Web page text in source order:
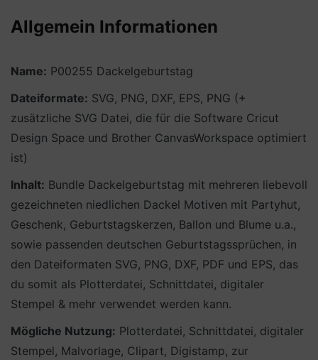
Allgemein Informationen
Name: P00255 Dackelgeburtstag
Dateiformate: SVG, PNG, DXF, EPS, PNG (+
zusätzliche SVG Datei, die für die Software Cricut
Design Space und Brother CanvasWorkspace optimiert
ist)
Inhalt: Bundle Dackelgeburtstag mit mehreren liebevoll
gezeichneten niedlichen Dackel Motiven mit Partyhut,
Geschenk, Geburtstagskerzen, Ballon und Blume u.a.,
sowie passenden deutschen Geburtstagssprüchen, in
den Dateiformaten SVG, PNG, DXF, PDF und EPS, das
du somit als Plotterdatei, Schnittdatei, digitaler
Stempel & mehr verwendet werden kann.
Mögliche Nutzung: Plotterdatei, Schnittdatei, digitaler
Stempel, Malvorlage, Clipart, Digistamp, zur